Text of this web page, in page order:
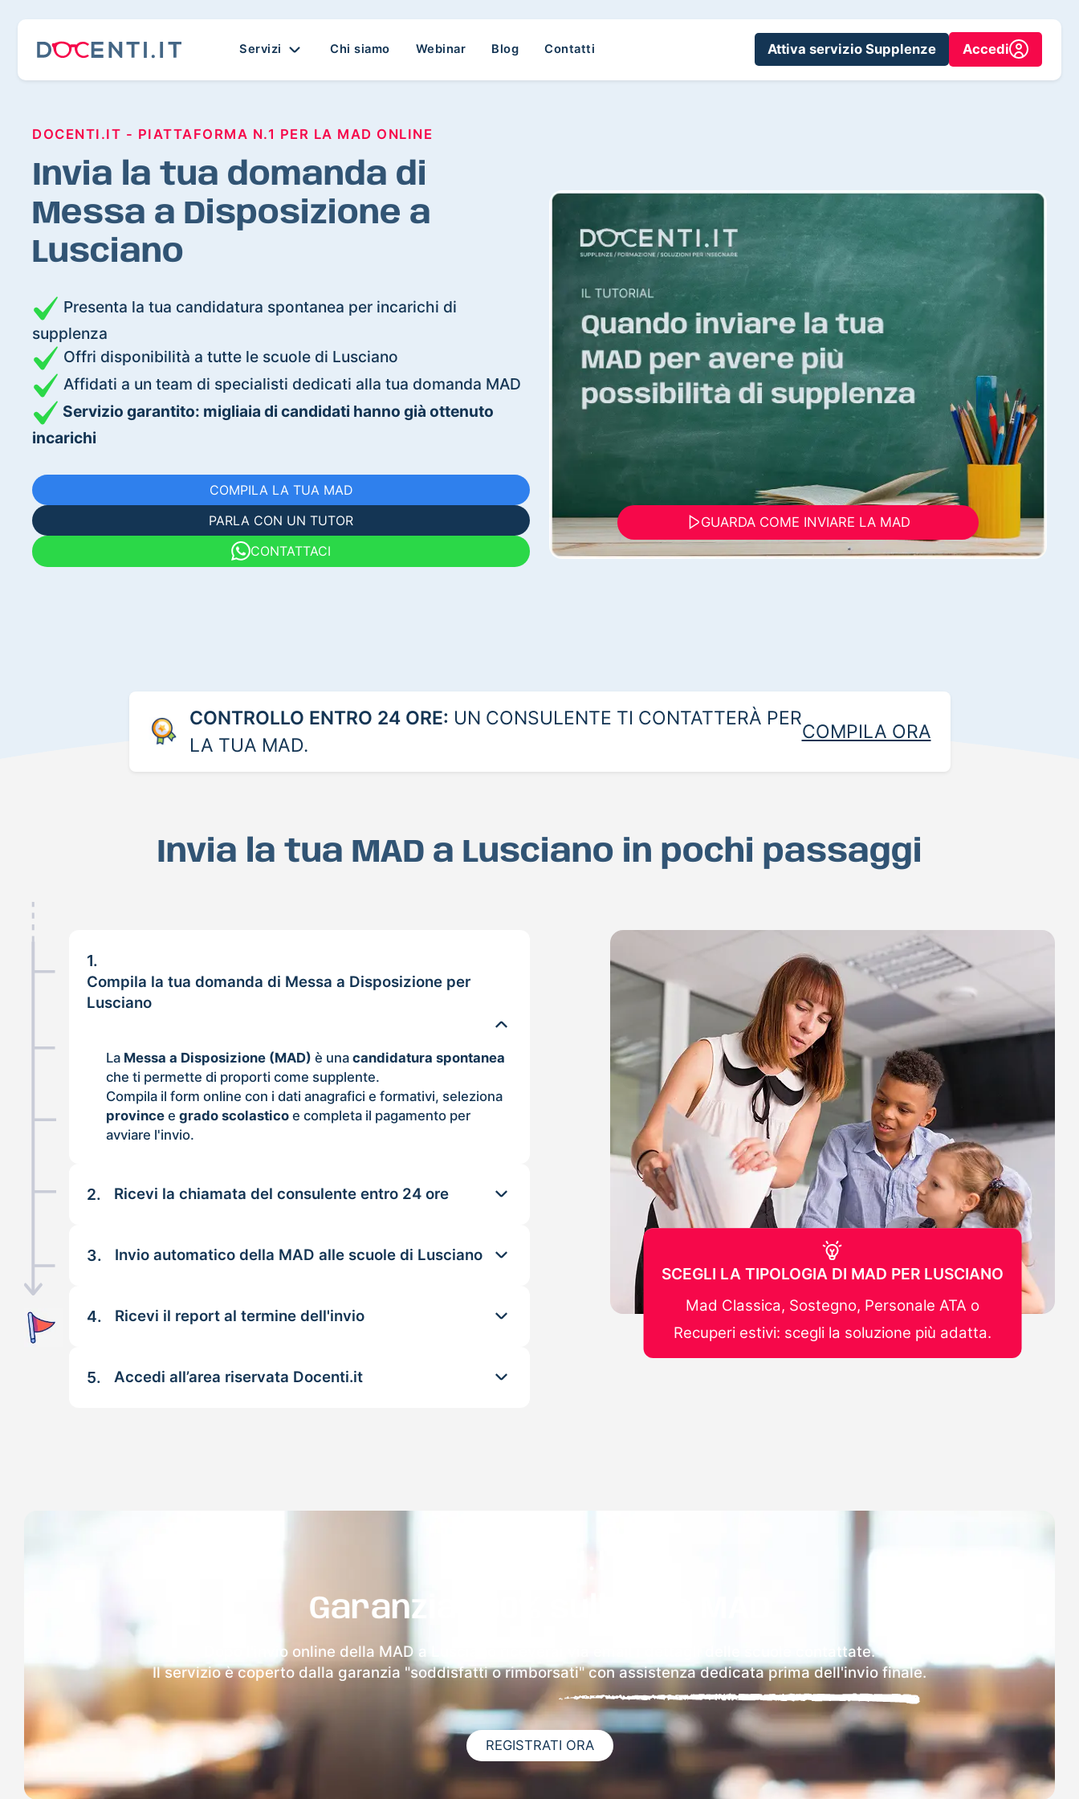
Servizi Chi siamo Webinar Blog Contatti Attiva servizio Supplenze Accedi
DOCENTI.IT - PIATTAFORMA N.1 PER LA MAD ONLINE
Invia la tua domanda di
Messa a Disposizione a
Lusciano
Presenta la tua candidatura spontanea per incarichi di
supplenza
Offri disponibilità a tutte le scuole di Lusciano
Affidati a un team di specialisti dedicati alla tua domanda MAD
Servizio garantito: migliaia di candidati hanno già ottenuto
incarichi
COMPILA LA TUA MAD
PARLA CON UN TUTOR
CONTATTACI
GUARDA COME INVIARE LA MAD
CONTROLLO ENTRO 24 ORE: UN CONSULENTE TI CONTATTERÀ PER
LA TUA MAD.
COMPILA ORA
Invia la tua MAD a Lusciano in pochi passaggi
1.
Compila la tua domanda di Messa a Disposizione per
Lusciano
La Messa a Disposizione (MAD) è unacandidatura spontanea
che ti permette di proporti come supplente.
Compila il form online con i dati anagrafici e formativi, seleziona
province egrado scolastico e completa il pagamento per
avviare l'invio.
2. Ricevi la chiamata del consulente entro 24 ore
3. Invio automatico della MAD alle scuole di Lusciano
4. Ricevi il report al termine dell'invio
5. Accedi all’area riservata Docenti.it
SCEGLI LA TIPOLOGIA DI MAD PER LUSCIANO
Mad Classica, Sostegno, Personale ATA o
Recuperi estivi: scegli la soluzione più adatta.
Garanzia 100% sulla tua MAD
Dopo l'invio online della MAD a Lusciano riceverai via email i dettagli delle scuole contattate.
Il servizio è coperto dalla garanzia "soddisfatti o rimborsati" con assistenza dedicata prima dell'invio finale.
REGISTRATI ORA